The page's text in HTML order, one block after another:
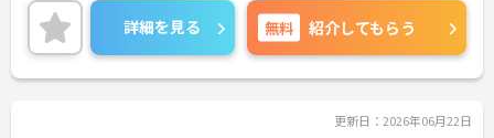
キルアップを目指せます。
日勤のみの勤務で生活リズムを整えやすく、マイカ
ー通勤にも対応しています。
詳細を見る 無料 紹介してもらう
更新日：2026年06月22日